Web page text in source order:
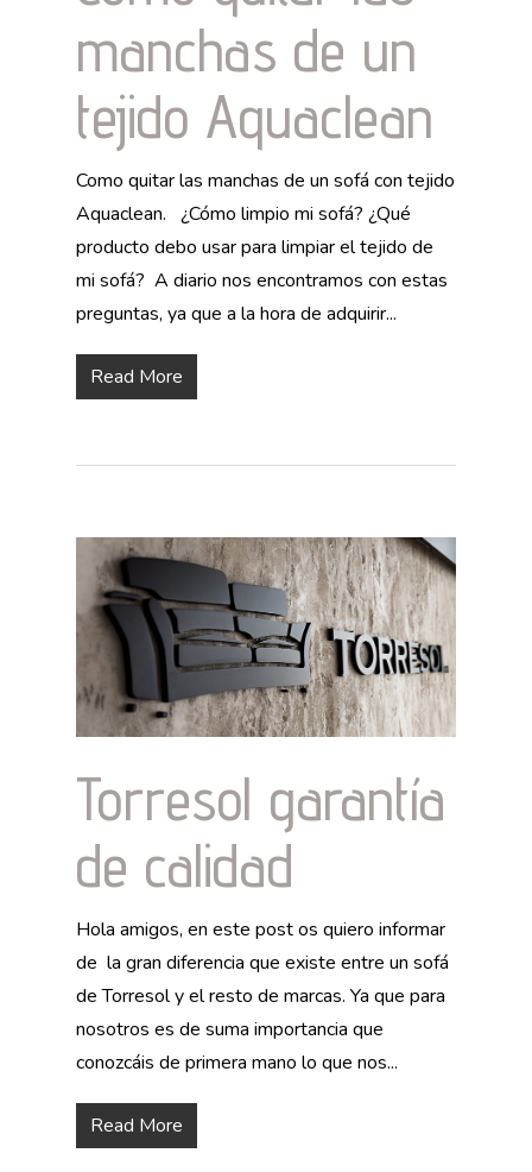
manchas de un
tejido Aquaclean
Como quitar las manchas de un sofá con tejido
Aquaclean. ¿Cómo limpio mi sofá? ¿Qué
producto debo usar para limpiar el tejido de
mi sofá? A diario nos encontramos con estas
preguntas, ya que a la hora de adquirir...
Read More
Torresol garantía
de calidad
Hola amigos, en este post os quiero informar
de la gran diferencia que existe entre un sofá
de Torresol y el resto de marcas. Ya que para
nosotros es de suma importancia que
conozcáis de primera mano lo que nos...
Read More